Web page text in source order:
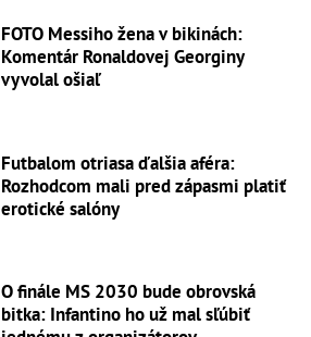
FOTO Messiho žena v bikinách:
Komentár Ronaldovej Georginy
vyvolal ošiaľ
Futbalom otriasa ďalšia aféra:
Rozhodcom mali pred zápasmi platiť
erotické salóny
O finále MS 2030 bude obrovská
bitka: Infantino ho už mal sľúbiť